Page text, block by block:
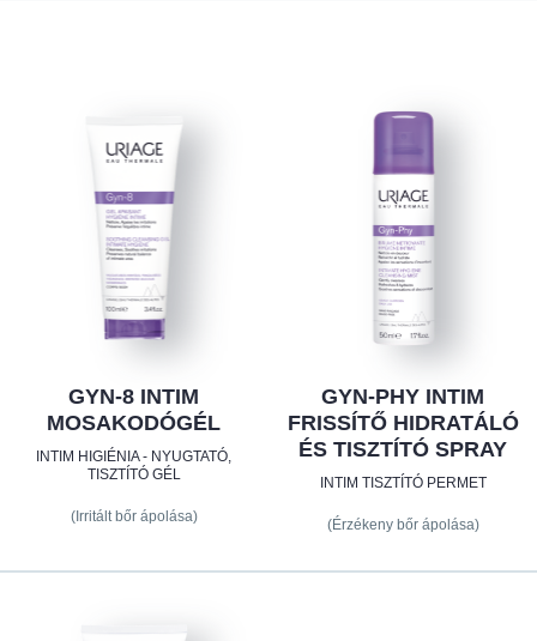
GYN-8 INTIM
MOSAKODÓGÉL
INTIM HIGIÉNIA - NYUGTATÓ,
TISZTÍTÓ GÉL
(Irritált bőr ápolása)
GYN-PHY INTIM
FRISSÍTŐ HIDRATÁLÓ
ÉS TISZTÍTÓ SPRAY
INTIM TISZTÍTÓ PERMET
(Érzékeny bőr ápolása)